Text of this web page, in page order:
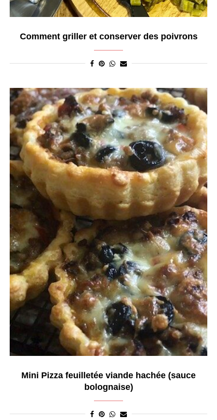
Comment griller et conserver des poivrons
Mini Pizza feuilletée viande hachée (sauce
bolognaise)